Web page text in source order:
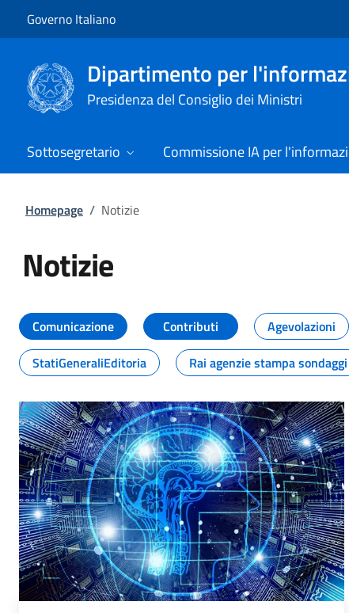
Governo Italiano
Dipartimento per
Presidenza del Consiglio dei Ministri
Sottosegretario Commissione IA per
Homepage / Notizie
Notizie
Tutti i contenuti della pagina
Comunicazione Contributi Agevolazioni
StatiGeneraliEditoria
Rai agenzie stampa sondaggi